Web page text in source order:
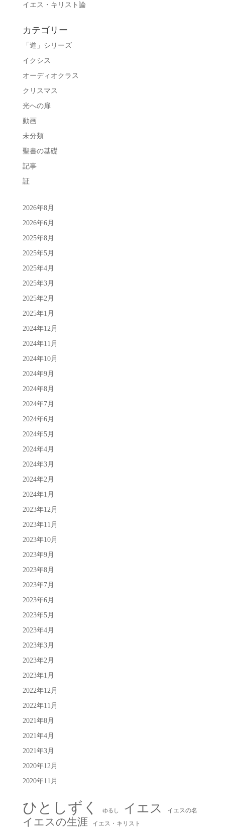
イエス・キリスト論
カテゴリー
「道」シリーズ
イクシス
オーディオクラス
クリスマス
光への扉
動画
未分類
聖書の基礎
記事
証
2026年8月
2026年6月
2025年8月
2025年5月
2025年4月
2025年3月
2025年2月
2025年1月
2024年12月
2024年11月
2024年10月
2024年9月
2024年8月
2024年7月
2024年6月
2024年5月
2024年4月
2024年3月
2024年2月
2024年1月
2023年12月
2023年11月
2023年10月
2023年9月
2023年8月
2023年7月
2023年6月
2023年5月
2023年4月
2023年3月
2023年2月
2023年1月
2022年12月
2022年11月
2021年8月
2021年4月
2021年3月
2020年12月
2020年11月
ひとしずく ゆるし イエス イエスの名
イエスの生涯
イエス・キリスト